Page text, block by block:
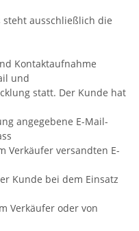
steht ausschließlich die
Kontaktaufnahme
und
statt. Der Kunde hat
angegebene E-Mail-
Verkäufer versandten E-
Kunde bei dem Einsatz
Verkäufer oder von